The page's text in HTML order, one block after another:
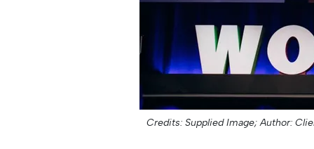
Credits: Supplied Image; Author: